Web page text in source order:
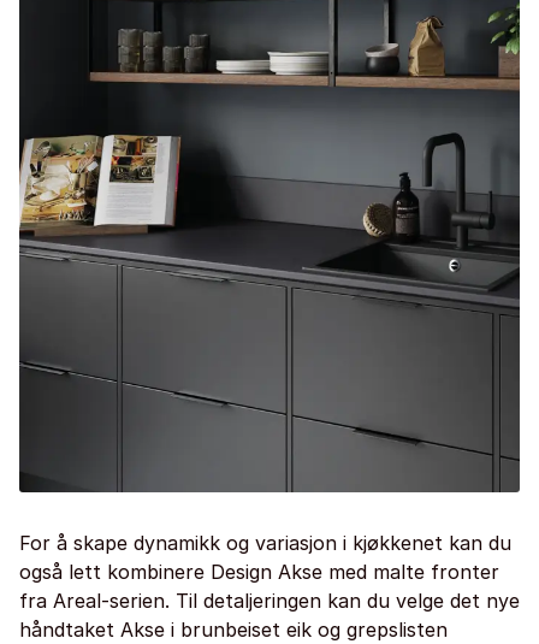
For å skape dynamikk og variasjon i kjøkkenet kan du
også lett kombinere Design Akse med malte fronter
fra Areal-serien. Til detaljeringen kan du velge det nye
håndtaket Akse i brunbeiset eik og grepslisten